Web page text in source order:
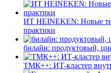
ИТ HEINEKEN: Новые
практики
билайн: продуктовый,
ТМК++: ИТ-кластер